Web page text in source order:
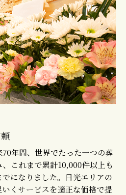
年間、世界でたった一つの葬
これまで累計10,000件以上も
になりました。日光エリアの
くサービスを適正な価格で提